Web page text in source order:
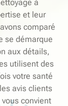
à
et leur
comparé
se démarque
aux détails,
utilisent des
votre santé
avis clients
convient